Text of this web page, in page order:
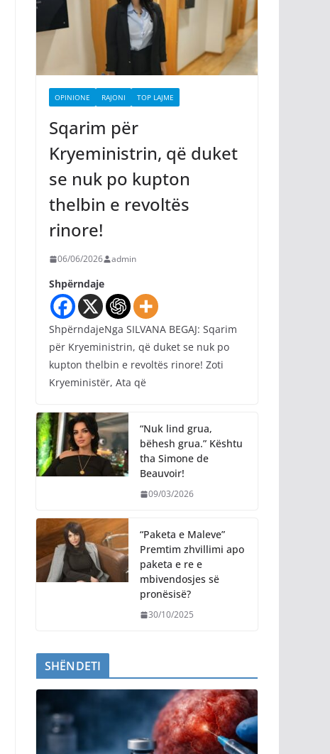
OPINIONE RAJONI TOP LAJME
Sqarim për
Kryeministrin, që duket
se nuk po kupton
thelbin e revoltës
rinore!
06/06/2026 admin
Shpërndaje
ShpërndajeNga SILVANA BEGAJ: Sqarim
për Kryeministrin, që duket se nuk po
kupton thelbin e revoltës rinore! Zoti
Kryeministër, Ata që
“Nuk lind grua,
bëhesh grua.” Kështu
tha Simone de
Beauvoir!
09/03/2026
“Paketa e Maleve”
Premtim zhvillimi apo
paketa e re e
mbivendosjes së
pronësisë?
30/10/2025
SHËNDETI